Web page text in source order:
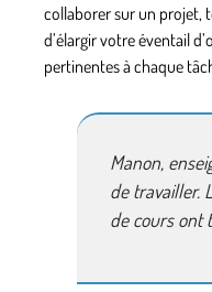
collaborer sur un projet,
d’élargir votre éventail
pertinentes à chaque
Manon,
de travailler.
de cours ont